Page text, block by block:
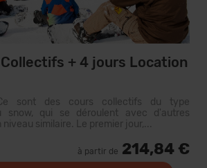
+ 4 jours Location
sont des cours collectifs du type
snow, qui se déroulent avec d'autres
similaire. Le premier jour,...
à partir de 214,84 €